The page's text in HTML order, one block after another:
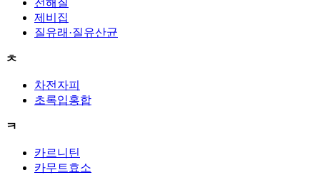
제비집
질유래·질유산균
ㅊ
차전자피
초록입홍합
ㅋ
카르니틴
카무트효소